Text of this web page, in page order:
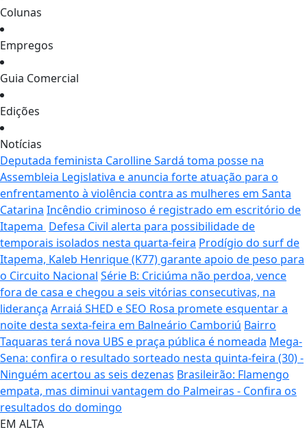
Colunas
Empregos
Guia Comercial
Edições
Notícias
Deputada feminista Carolline Sardá toma posse na
Assembleia Legislativa e anuncia forte atuação para o
enfrentamento à violência contra as mulheres em Santa
Catarina Incêndio criminoso é registrado em escritório de
Itapema Defesa Civil alerta para possibilidade de
temporais isolados nesta quarta-feira Prodígio do surf de
Itapema, Kaleb Henrique (K77) garante apoio de peso para
o Circuito Nacional Série B: Criciúma não perdoa, vence
fora de casa e chegou a seis vitórias consecutivas, na
liderança Arraiá SHED e SEO Rosa promete esquentar a
noite desta sexta-feira em Balneário Camboriú Bairro
Taquaras terá nova UBS e praça pública é nomeada Mega-
Sena: confira o resultado sorteado nesta quinta-feira (30) -
Ninguém acertou as seis dezenas Brasileirão: Flamengo
empata, mas diminui vantagem do Palmeiras - Confira os
resultados do domingo
EM ALTA